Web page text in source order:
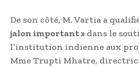
De son côté, M. Vartia a
jalon important » dans le
l’institution indienne aux
Mme Trupti Mhatre,